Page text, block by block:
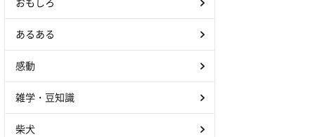
あるある
感動
雑学・豆知識
柴犬